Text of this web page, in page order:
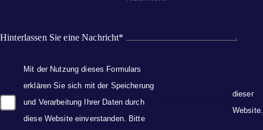
Hinterlassen Sie eine Nachricht*
Mit der Nutzung dieses Formulars
erklären Sie sich mit der Speicherung
und Verarbeitung Ihrer Daten durch
diese Website einverstanden. Bitte
dieser
Website.